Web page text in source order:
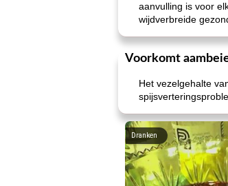
aanvulling is voor
wijdverbreide
Voorkomt
Het vezelgehalte
Dranken